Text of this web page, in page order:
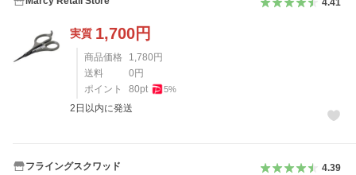
4.41
実質 1,700円
商品価格 1,780 円
送料
0 円
ポイント
80pt 5%
2日以内に発送
フライングスクワッド 4.39